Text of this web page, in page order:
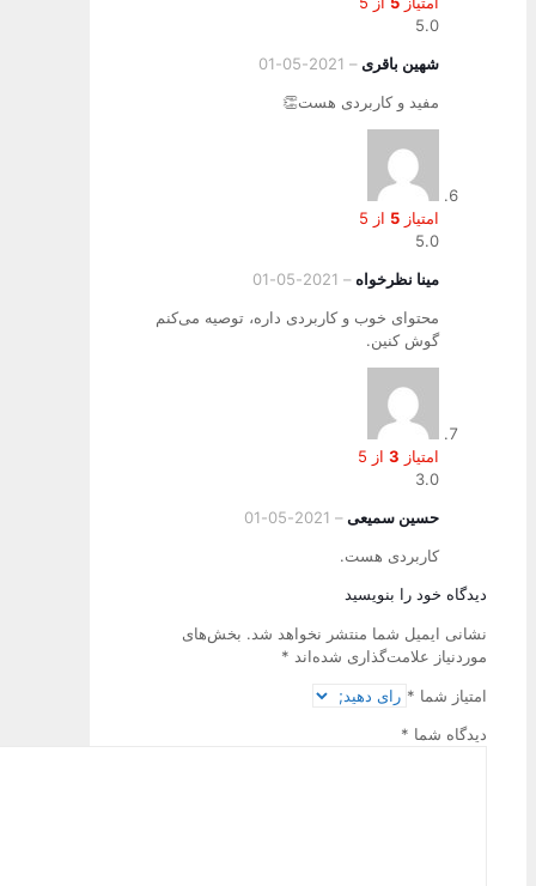
5.0
شهین باقری–
2021-05-01
مفید و کاربردی هست👏
امتیاز5 از 5
5.0
مینا نظرخواه–
2021-05-01
محتوای خوب و کاربردی داره، توصیه می‌کنم
گوش کنین.
امتیاز3 از 5
3.0
حسین سمیعی–
2021-05-01
کاربردی هست.
دیدگاه خود را بنویسید
نشانی ایمیل شما منتشر نخواهد شد. بخش‌های
موردنیاز علامت‌گذاری شده‌اند*
امتیاز شما*
دیدگاه شما*